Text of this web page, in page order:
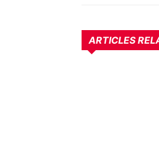
ARTICLES